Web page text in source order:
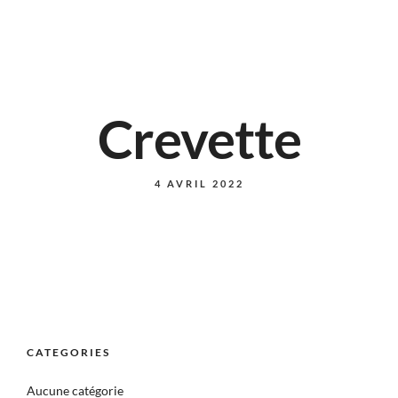
Crevette
4 AVRIL 2022
CATEGORIES
Aucune catégorie